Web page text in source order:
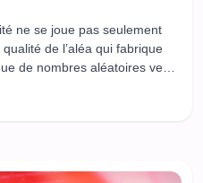
ne se joue pas seulement
de l’aléa qui fabrique
de nombres aléatoires veut
Objectif, réduire un talon